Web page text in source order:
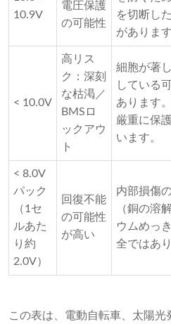
10.9V
電圧保護
の可能性
を切断し
があります
< 10.0V
高リス
ク：深刻
な枯渇／
BMSロ
ックアウ
ト
細胞が著
している
あります
厳重に保
います。
< 8.0V
パック
（1セ
ルあた
り約
2.0V）
回復不能
の可能性
が高い
内部損傷
（銅の溶
ウムめっ
全ではあ
この表は、電動自転車、太陽光